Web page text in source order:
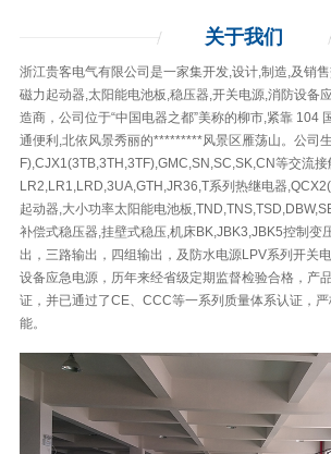
关于我们
浙江贵客电气有限公司是一家集开发,设计,制造,及销
磁力起动器,太阳能电池板,稳压器,开关电源,消防设备
造商，公司位于“中国电器之都”美称的柳市,紧靠 104
通便利,北依风景秀丽的*********风景区雁荡山。公司
F),CJX1(3TB,3TH,3TF),GMC,SN,SC,SK,CN等交流接
LR2,LR1,LRD,3UA,GTH,JR36,T系列热继电器
起动器,大小功率太阳能电池板
补偿式稳压器,挂壁式稳压,机床BK,JBK3,JBK5控制变
出，三路输出，四组输出，及防水电源LPV系列开关
设备应急电源，历年来经省级定期监督检验合格，产
证，并已通过了CE、CCC等一系列质量体系认证，
能。